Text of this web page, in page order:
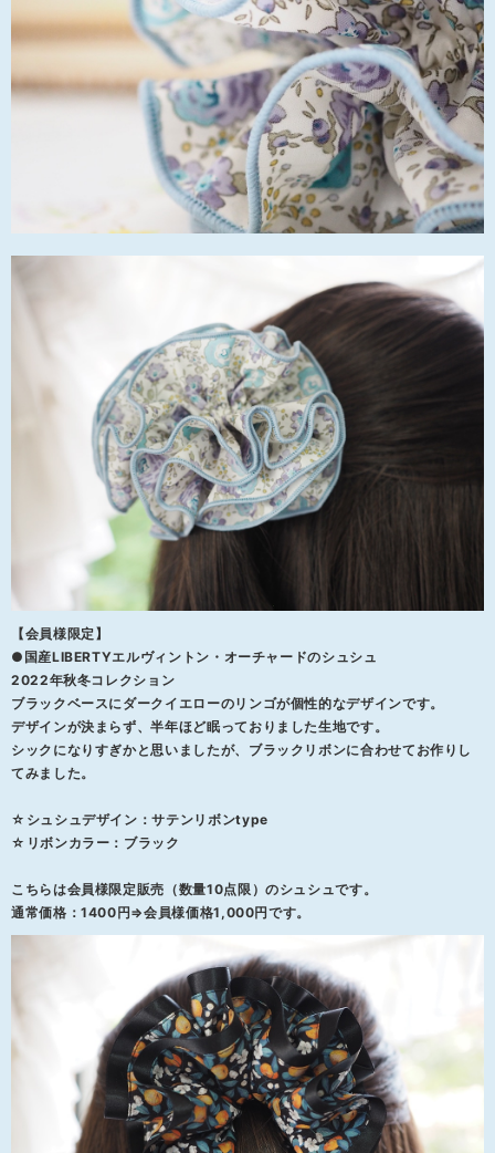
【会員様限定】
●国産LIBERTYエルヴィントン・オーチャードのシュシュ
2022年秋冬コレクション
ブラックベースにダークイエローのリンゴが個性的なデザインです。
デザインが決まらず、半年ほど眠っておりました生地です。
シックになりすぎかと思いましたが、ブラックリボンに合わせてお作りし
てみました。
☆シュシュデザイン：サテンリボンtype
☆リボンカラー：ブラック
こちらは会員様限定販売（数量10点限）のシュシュです。
通常価格：1400円⇒会員様価格1,000円です。